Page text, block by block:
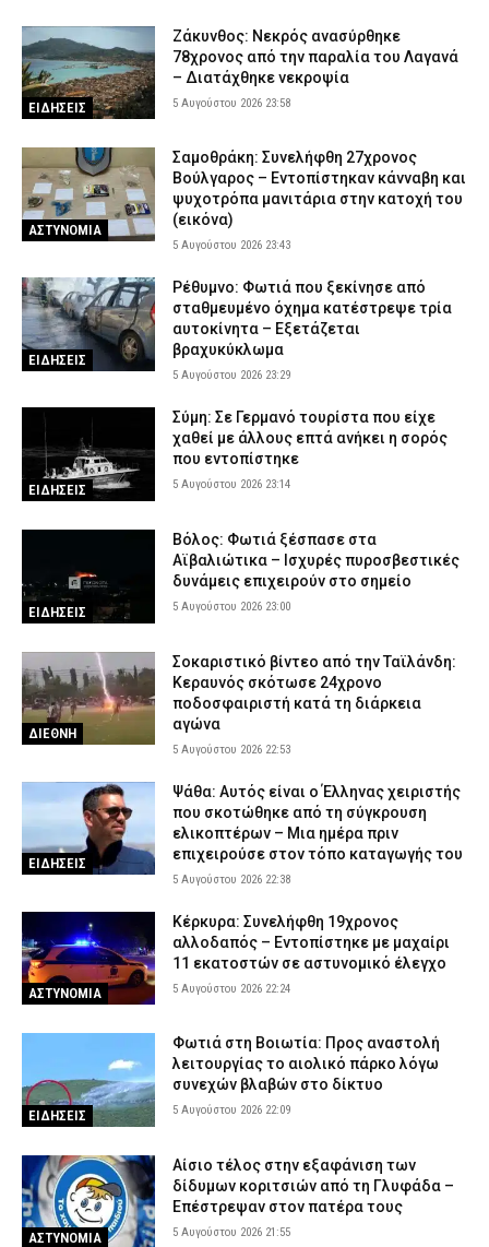
ΑΣΤΥΝΟΜΙΑ 5 Αυγούστου 2026 18:06
Εποχικοί Πυροσβέστες προς Τουρνά: «Γιατί ανακλήθηκαν οι
άδειες;»
Οινόη – Χαλκίδα: Διακοπή σιδηροδρομικής γραμμής λόγω
φωτιάς – Τι ανακοίνωσε η Hellenic Train
ΕΙΔΗΣΕΙΣ 5 Αυγούστου 2026 17:42
Εκτεταμένες επιχειρήσεις της ΕΛ.ΑΣ. οδήγησαν σε 23
συλλήψεις στη Στερεά Ελλάδα
ΑΣΤΥΝΟΜΙΑ 5 Αυγούστου 2026 17:31
Σοκαριστικό βίντεο: Η στιγμή που η φωτιά εισβάλλει στο Πόρτο
Γερμενό και κατακαίει τα πάντα
ΕΙΔΗΣΕΙΣ
Ζάκυνθος: Νεκρός ανασύρθηκε
78χρονος από την παραλία του Λαγανά
– Διατάχθηκε νεκροψία
5 Αυγούστου 2026 23:58
ΑΣΤΥΝΟΜΙΑ
Σαμοθράκη: Συνελήφθη 27χρονος
Βούλγαρος – Εντοπίστηκαν κάνναβη και
ψυχοτρόπα μανιτάρια στην κατοχή του
(εικόνα)
5 Αυγούστου 2026 23:43
ΕΙΔΗΣΕΙΣ
Ρέθυμνο: Φωτιά που ξεκίνησε από
σταθμευμένο όχημα κατέστρεψε τρία
αυτοκίνητα – Εξετάζεται
βραχυκύκλωμα
5 Αυγούστου 2026 23:29
ΕΙΔΗΣΕΙΣ
Σύμη: Σε Γερμανό τουρίστα που είχε
χαθεί με άλλους επτά ανήκει η σορός
που εντοπίστηκε
5 Αυγούστου 2026 23:14
ΕΙΔΗΣΕΙΣ
Βόλος: Φωτιά ξέσπασε στα
Αϊβαλιώτικα – Ισχυρές πυροσβεστικές
δυνάμεις επιχειρούν στο σημείο
5 Αυγούστου 2026 23:00
ΔΙΕΘΝΗ
Σοκαριστικό βίντεο από την Ταϊλάνδη:
Κεραυνός σκότωσε 24χρονο
ποδοσφαιριστή κατά τη διάρκεια
αγώνα
5 Αυγούστου 2026 22:53
ΕΙΔΗΣΕΙΣ
Ψάθα: Αυτός είναι ο Έλληνας χειριστής
που σκοτώθηκε από τη σύγκρουση
ελικοπτέρων – Μια ημέρα πριν
επιχειρούσε στον τόπο καταγωγής του
5 Αυγούστου 2026 22:38
ΑΣΤΥΝΟΜΙΑ
Κέρκυρα: Συνελήφθη 19χρονος
αλλοδαπός – Εντοπίστηκε με μαχαίρι
11 εκατοστών σε αστυνομικό έλεγχο
5 Αυγούστου 2026 22:24
ΕΙΔΗΣΕΙΣ
Φωτιά στη Βοιωτία: Προς αναστολή
λειτουργίας το αιολικό πάρκο λόγω
συνεχών βλαβών στο δίκτυο
5 Αυγούστου 2026 22:09
ΑΣΤΥΝΟΜΙΑ
Αίσιο τέλος στην εξαφάνιση των
δίδυμων κοριτσιών από τη Γλυφάδα –
Επέστρεψαν στον πατέρα τους
5 Αυγούστου 2026 21:55